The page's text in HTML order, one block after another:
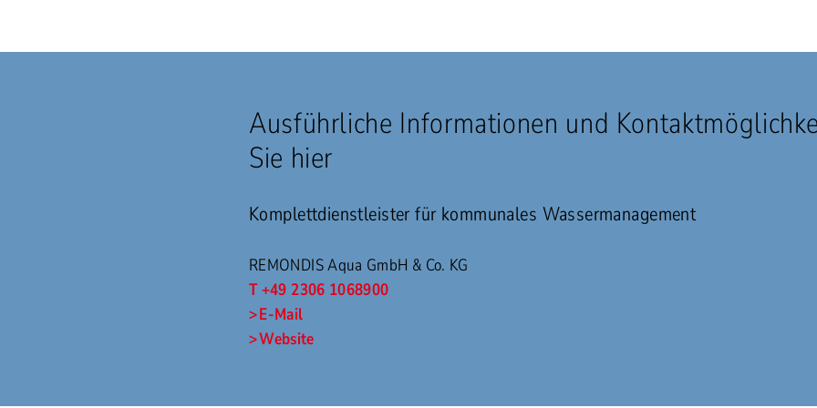
Ausführliche Informationen und
Sie hier
Komplettdienstleister für kommunales Wassermanagement
REMONDIS Aqua GmbH & Co. KG
T +49 2306 1068900
E-Mail
Website